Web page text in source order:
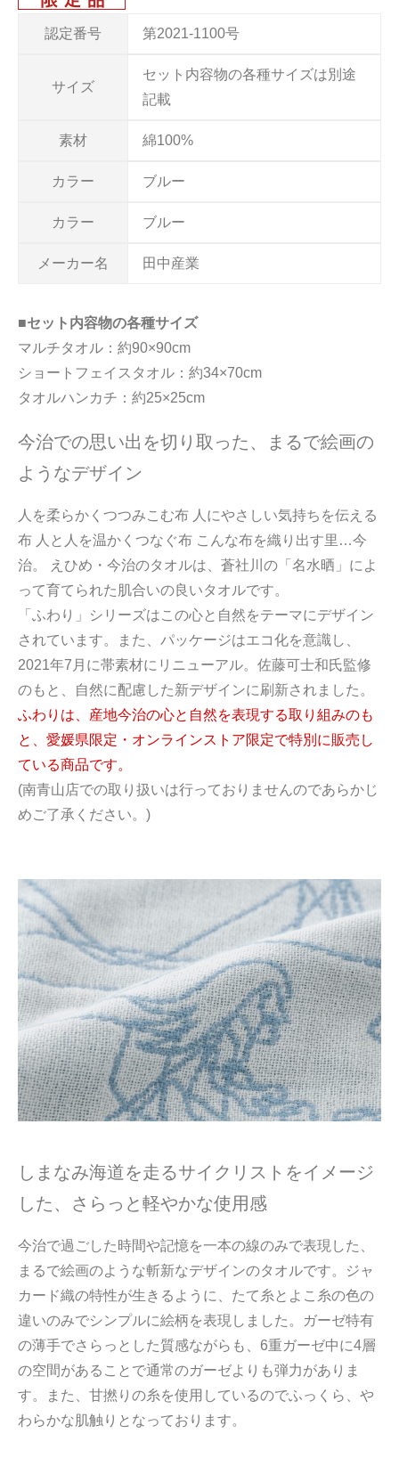
認定番号 第2021-1100号
サイズ
セット内容物の各種サイズは別途
記載
素材 綿100%
カラー ブルー
カラー ブルー
メーカー名 田中産業
■セット内容物の各種サイズ
マルチタオル：約90×90cm
ショートフェイスタオル：約34×70cm
タオルハンカチ：約25×25cm
今治での思い出を切り取った、まるで絵画の
ようなデザイン
人を柔らかくつつみこむ布 人にやさしい気持ちを伝える
布 人と人を温かくつなぐ布 こんな布を織り出す里…今
治。 えひめ・今治のタオルは、蒼社川の「名水晒」によ
って育てられた肌合いの良いタオルです。
「ふわり」シリーズはこの心と自然をテーマにデザイン
されています。また、パッケージはエコ化を意識し、
2021年7月に帯素材にリニューアル。佐藤可士和氏監修
のもと、自然に配慮した新デザインに刷新されました。
ふわりは、産地今治の心と自然を表現する取り組みのも
と、愛媛県限定・オンラインストア限定で特別に販売し
ている商品です。
(南青山店での取り扱いは行っておりませんのであらかじ
めご了承ください。)
しまなみ海道を走るサイクリストをイメージ
した、さらっと軽やかな使用感
今治で過ごした時間や記憶を一本の線のみで表現した、
まるで絵画のような斬新なデザインのタオルです。ジャ
カード織の特性が生きるように、たて糸とよこ糸の色の
違いのみでシンプルに絵柄を表現しました。ガーゼ特有
の薄手でさらっとした質感ながらも、6重ガーゼ中に4層
の空間があることで通常のガーゼよりも弾力がありま
す。また、甘撚りの糸を使用しているのでふっくら、や
わらかな肌触りとなっております。